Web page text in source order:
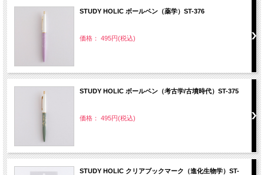
STUDY HOLIC ボールペン（薬学）ST-376
価格： 495円(税込)
STUDY HOLIC ボールペン（考古学/古墳時代）ST-375
価格： 495円(税込)
STUDY HOLIC クリアブックマーク（進化生物学）ST-